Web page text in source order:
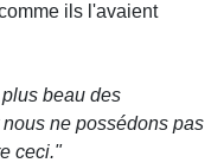
ils l'avaient
beau des
ne possédons pas
ceci."